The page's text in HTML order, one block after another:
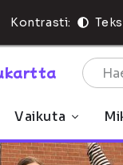
Kontrasti:
Vaikuta